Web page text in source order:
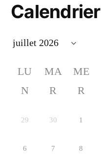
Calendrier
LU
N
MA
R
ME
R
29 30 1
6 7 8